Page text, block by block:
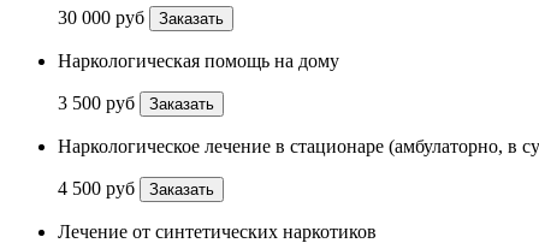
30 000 руб Заказать
Наркологическая помощь на дому
3 500 руб Заказать
Наркологическое лечение в стационаре (амбулаторно, в
4 500 руб Заказать
Лечение от синтетических наркотиков